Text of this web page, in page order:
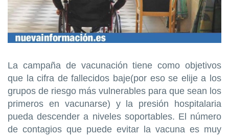
La campaña de vacunación tiene como objetivos
que la cifra de fallecidos baje(por eso se elije a los
grupos de riesgo más vulnerables para que sean los
primeros en vacunarse) y la presión hospitalaria
pueda descender a niveles soportables. El número
de contagios que puede evitar la vacuna es muy